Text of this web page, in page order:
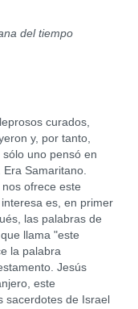
del tiempo
curados,
y, por tanto,
uno pensó en
Samaritano.
ofrece este
es, en primer
las palabras de
llama "este
la palabra
Jesús
este
sacerdotes de Israel